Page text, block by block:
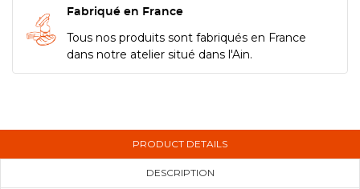
Fabriqué en France
Tous nos produits sont fabriqués en France
dans notre atelier situé dans l'Ain.
PRODUCT DETAILS
DESCRIPTION